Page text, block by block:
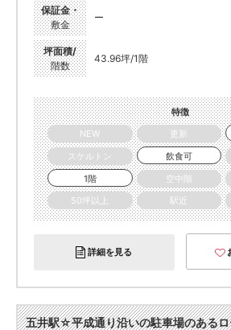
保証金・
敷金
ー
坪面積/
階数
43.96坪/1階
特徴
NEW
更新
スケルトン
飲食可
1階
空中階
50坪以上
駅近
詳細を見る
五井駅☆平成通り沿いの駐車場のある